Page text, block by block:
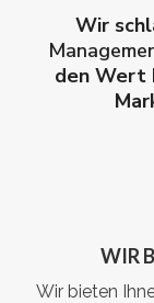
Wir
den Wert
WIR
Wir bieten